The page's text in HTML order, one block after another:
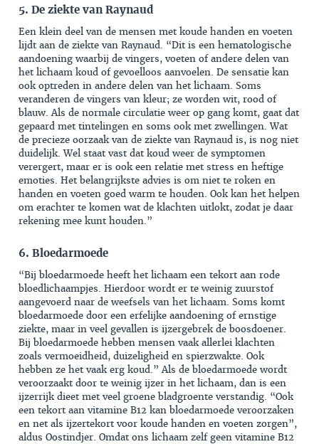
5. De ziekte van Raynaud
Een klein deel van de mensen met koude handen en voeten
lijdt aan de ziekte van Raynaud. “Dit is een hematologische
aandoening waarbij de vingers, voeten of andere delen van
het lichaam koud of gevoelloos aanvoelen. De sensatie kan
ook optreden in andere delen van het lichaam. Soms
veranderen de vingers van kleur; ze worden wit, rood of
blauw. Als de normale circulatie weer op gang komt, gaat dat
gepaard met tintelingen en soms ook met zwellingen. Wat
de precieze oorzaak van de ziekte van Raynaud is, is nog niet
duidelijk. Wel staat vast dat koud weer de symptomen
verergert, maar er is ook een relatie met stress en heftige
emoties. Het belangrijkste advies is om niet te roken en
handen en voeten goed warm te houden. Ook kan het helpen
om erachter te komen wat de klachten uitlokt, zodat je daar
rekening mee kunt houden.”
6. Bloedarmoede
“Bij bloedarmoede heeft het lichaam een tekort aan rode
bloedlichaampjes. Hierdoor wordt er te weinig zuurstof
aangevoerd naar de weefsels van het lichaam. Soms komt
bloedarmoede door een erfelijke aandoening of ernstige
ziekte, maar in veel gevallen is ijzergebrek de boosdoener.
Bij bloedarmoede hebben mensen vaak allerlei klachten
zoals vermoeidheid, duizeligheid en spierzwakte. Ook
hebben ze het vaak erg koud.” Als de bloedarmoede wordt
veroorzaakt door te weinig ijzer in het lichaam, dan is een
ijzerrijk dieet met veel groene bladgroente verstandig. “Ook
een tekort aan vitamine B12 kan bloedarmoede veroorzaken
en net als ijzertekort voor koude handen en voeten zorgen”,
aldus Oostindjer. Omdat ons lichaam zelf geen vitamine B12